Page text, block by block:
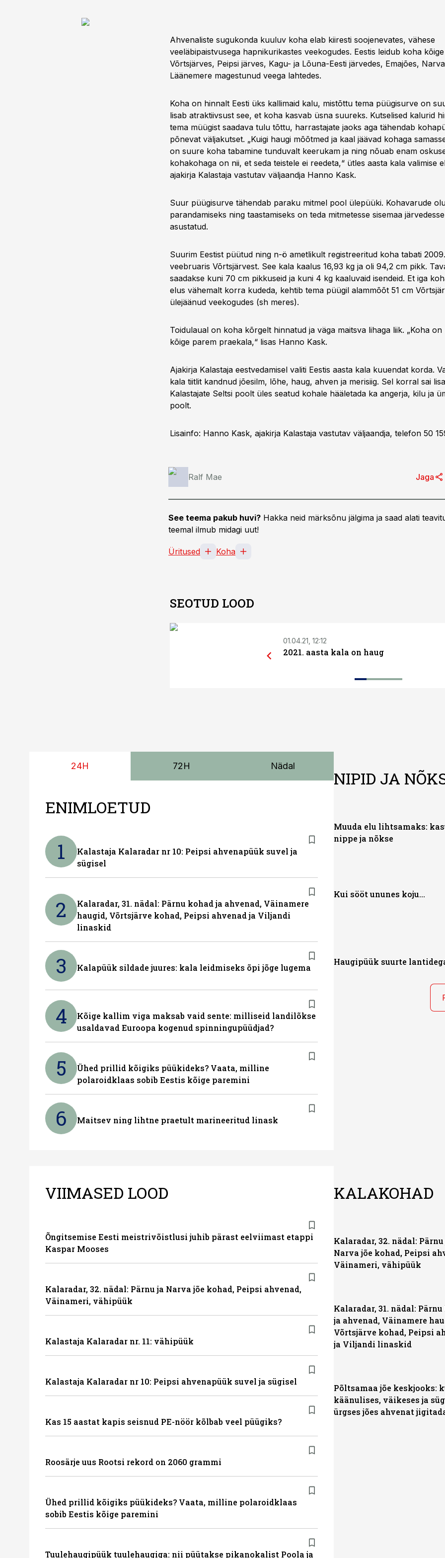
Ahvenaliste sugukonda kuuluv koha elab kiiresti soojenevates, vähese
veeläbipaistvusega hapnikurikastes veekogudes. Eestis leidub koha
Võrtsjärves, Peipsi järves, Kagu- ja Lõuna-Eesti järvedes, Emajões,
Läänemere magestunud veega lahtedes.
Koha on hinnalt Eesti üks kallimaid kalu, mistõttu tema püügisurve on
lisab atraktiivsust see, et koha kasvab üsna suureks. Kutselised kalurid
tema müügist saadava tulu tõttu, harrastajate jaoks aga tähendab
põnevat väljakutset. „Kuigi haugi mõõtmed ja kaal jäävad kohaga
on suure koha tabamine tunduvalt keerukam ja ning nõuab enam
kohakohaga on nii, et seda teistele ei reedeta,“ ütles aasta kala valimise
ajakirja Kalastaja vastutav väljaandja Hanno Kask.
Suur püügisurve tähendab paraku mitmel pool ülepüüki. Kohavarude
parandamiseks ning taastamiseks on teda mitmetesse sisemaa
asustatud.
Suurim Eestist püütud ning n-ö ametlikult registreeritud koha tabati
veebruaris Võrtsjärvest. See kala kaalus 16,93 kg ja oli 94,2 cm pikk.
saadakse kuni 70 cm pikkuseid ja kuni 4 kg kaaluvaid isendeid. Et iga
elus vähemalt korra kudeda, kehtib tema püügil alammõõt 51 cm
ülejäänud veekogudes (sh meres).
Toidulaual on koha kõrgelt hinnatud ja väga maitsva lihaga liik. „Koha on
kõige parem praekala,“ lisas Hanno Kask.
Ajakirja Kalastaja eestvedamisel valiti Eestis aasta kala kuuendat korda.
kala tiitlit kandnud jõesilm, lõhe, haug, ahven ja merisiig. Sel korral sai
Kalastajate Seltsi poolt üles seatud kohale hääletada ka angerja, kilu ja
poolt.
Lisainfo: Hanno Kask, ajakirja Kalastaja vastutav väljaandja, telefon 50
Ralf Mae Jaga
See teema pakub huvi? Hakka neid märksõnu jälgima ja saad alati
teemal ilmub midagi uut!
Üritused Koha
SEOTUD LOOD
01.04.21, 12:12
2021. aasta kala on haug
24H 72H Nädal
ENIMLOETUD
1
Kalastaja Kalaradar nr 10: Peipsi ahvenapüük suvel ja
sügisel
2
Kalaradar, 31. nädal: Pärnu kohad ja ahvenad, Väinamere
haugid, Võrtsjärve kohad, Peipsi ahvenad ja Viljandi
linaskid
3 Kalapüük sildade juures: kala leidmiseks õpi jõge lugema
4
Kõige kallim viga maksab vaid sente: milliseid landilõkse
usaldavad Euroopa kogenud spinningupüüdjad?
5
Ühed prillid kõigiks püükideks? Vaata, milline
polaroidklaas sobib Eestis kõige paremini
6 Maitsev ning lihtne praetult marineeritud linask
NIPID JA
Muuda elu lihtsamaks:
nippe ja nõkse
Kui sööt ununes koju...
Haugipüük suurte
VIIMASED LOOD
Õngitsemise Eesti meistrivõistlusi juhib pärast eelviimast etappi
Kaspar Mooses
Kalaradar, 32. nädal: Pärnu ja Narva jõe kohad, Peipsi ahvenad,
Väinameri, vähipüük
Kalastaja Kalaradar nr. 11: vähipüük
Kalastaja Kalaradar nr 10: Peipsi ahvenapüük suvel ja sügisel
Kas 15 aastat kapis seisnud PE-nöör kõlbab veel püügiks?
Roosärje uus Rootsi rekord on 2060 grammi
Ühed prillid kõigiks püükideks? Vaata, milline polaroidklaas
sobib Eestis kõige paremini
Tuulehaugipüük tuulehaugiga: nii püütakse pikanokalist Poola ja
KALAKOHAD
Kalaradar, 32. nädal: Pärnu
Narva jõe kohad, Peipsi
Väinameri, vähipüük
Kalaradar, 31. nädal:
ja ahvenad, Väinamere
Võrtsjärve kohad, Peipsi
ja Viljandi linaskid
Põltsamaa jõe keskjooks:
käänulises, väikeses ja
ürgses jões ahvenat